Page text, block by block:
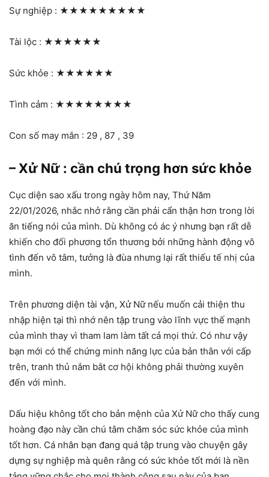
Sự nghiệp : ★★★★★★★★★
Tài lộc : ★★★★★★
Sức khỏe : ★★★★★★
Tình cảm : ★★★★★★★★
Con số may mắn : 29 , 87 , 39
– Xử Nữ : cần chú trọng hơn sức khỏe
Cục diện sao xấu trong ngày hôm nay, Thứ Năm
22/01/2026, nhắc nhở rằng cần phải cẩn thận hơn trong lời
ăn tiếng nói của mình. Dù không có ác ý nhưng bạn rất dễ
khiến cho đối phương tổn thương bởi những hành động vô
tình đến vô tâm, tưởng là đùa nhưng lại rất thiếu tế nhị của
mình.
Trên phương diện tài vận, Xử Nữ nếu muốn cải thiện thu
nhập hiện tại thì nhớ nên tập trung vào lĩnh vực thế mạnh
của mình thay vì tham lam làm tất cả mọi thứ. Có như vậy
bạn mới có thể chứng minh năng lực của bản thân với cấp
trên, tranh thủ nắm bắt cơ hội không phải thường xuyên
đến với mình.
Dấu hiệu không tốt cho bản mệnh của Xử Nữ cho thấy cung
hoàng đạo này cần chú tâm chăm sóc sức khỏe của mình
tốt hơn. Cá nhân bạn đang quá tập trung vào chuyện gây
dựng sự nghiệp mà quên rằng có sức khỏe tốt mới là nền